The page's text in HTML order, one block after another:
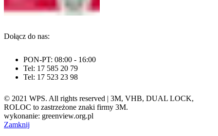
Dołącz do nas:
PON-PT: 08:00 - 16:00
Tel: 17 585 20 79
Tel: 17 523 23 98
© 2021 WPS. All rights reserved | 3M, VHB, DUAL LOCK,
ROLOC to zastrzeżone znaki firmy 3M.
wykonanie: greenview.org.pl
Zamknij